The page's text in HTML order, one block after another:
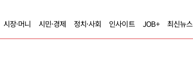
시장·머니 시민·경제 정치·사회 인사이트 JOB+ 최신뉴스